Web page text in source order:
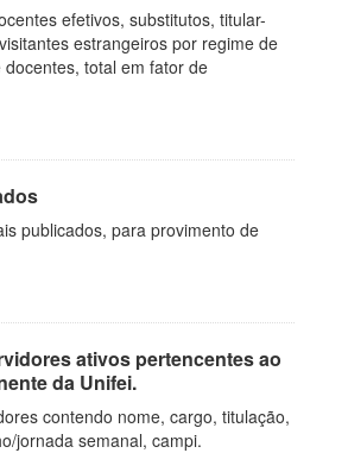
efetivos, substitutos, titular-
estrangeiros por regime de
total em fator de
publicados, para provimento de
ativos pertencentes ao
da Unifei.
contendo nome, cargo, titulação,
jornada semanal, campi.